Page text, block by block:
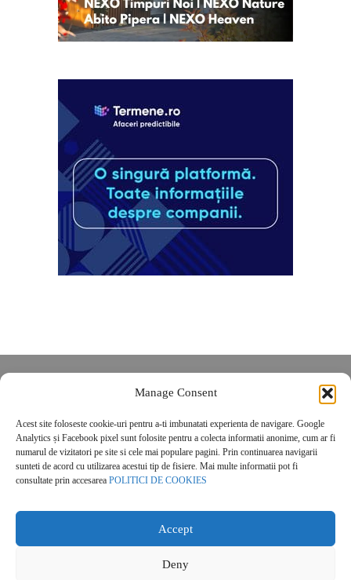
Manage Consent
Acest site foloseste cookie-uri pentru a-ti imbunatati experienta de navigare. Google
Analytics și Facebook pixel sunt folosite pentru a colecta informatii anonime, cum ar fi
numarul de vizitatori pe site si cele mai populare pagini. Prin continuarea navigarii
sunteti de acord cu utilizarea acestui tip de fisiere. Mai multe informatii pot fi
consultate prin accesarea POLITICI DE COOKIES
Accept
Deny
POLITICĂ DE CONFIDENȚIALITATE
Politica de cookies
© 2026 Real Estate Magazine. All Rights Reserved.